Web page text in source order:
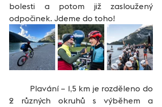
bolesti a potom již zasloužený
odpočinek. Jdeme do toho!
2 různých okruhů s výběhem a